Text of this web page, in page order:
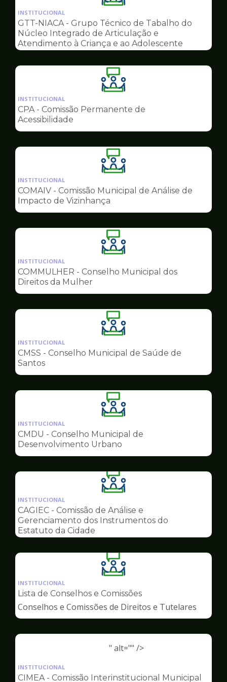
da
pagina
de
Conselhos
INSTITUCIONAL
GTT-NIACA - Grupo Técnico de Tabalho do
Núcleo Integrado de Articulação e
Atendimento à Criança e ao Adolescente
Ilustração
da
pagina
Conselhos
INSTITUCIONAL
CPA - Comissão Permanente de
Acessibilidade
Ilustração
da
pagina
Conselhos
INSTITUCIONAL
COMAIV - Comissão Municipal de Análise de
Impacto de Vizinhança
Ilustração
da
pagina
Conselhos
INSTITUCIONAL
COMMULHER - Conselho Municipal dos
Direitos da Mulher
Ilustração
da
pagina
Conselhos
INSTITUCIONAL
CMSS - Conselho Municipal de Saúde de
Santos
Ilustração
da
pagina
de
Conselhos
INSTITUCIONAL
CMDU - Conselho Municipal de
Desenvolvimento Urbano
Ilustração
da
pagina
de
INSTITUCIONAL
CAGIEC - Comissão de Análise e
Gerenciamento dos Instrumentos do
Estatuto da Cidade
Ilustração
da
pagina
de
Conselhos
INSTITUCIONAL
Lista de Conselhos e Comissões
Conselhos e Comissões de Direitos e Tutelares
" alt="" />
Ilustração
pagina
INSTITUCIONAL
CIMEA - Comissão Interinstitucional Municipal